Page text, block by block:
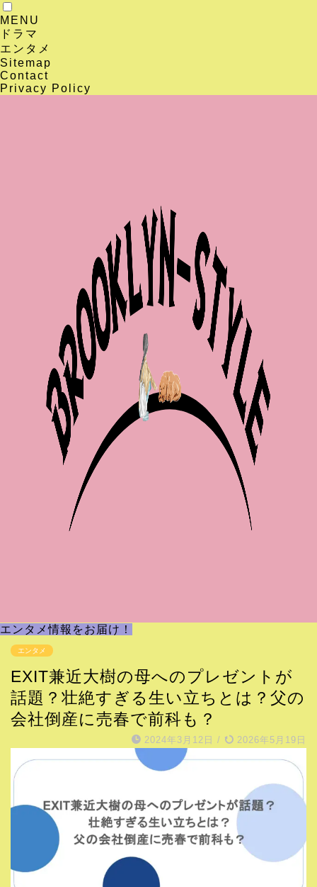
MENU
ドラマ
エンタメ
Sitemap
Contact
Privacy Policy
エンタメ情報をお届け！
エンタメ
EXIT兼近大樹の母へのプレゼントが
話題？壮絶すぎる生い立ちとは？父の
会社倒産に売春で前科も？
2024年3月12日 / 2026年5月19日